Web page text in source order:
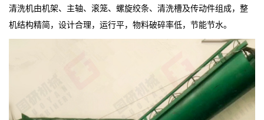
清洗机由机架、主轴、滚笼、螺旋绞条、清洗槽及传动件组成，整
机结构精简，设计合理，运行平，物料破碎率低，节能节水。